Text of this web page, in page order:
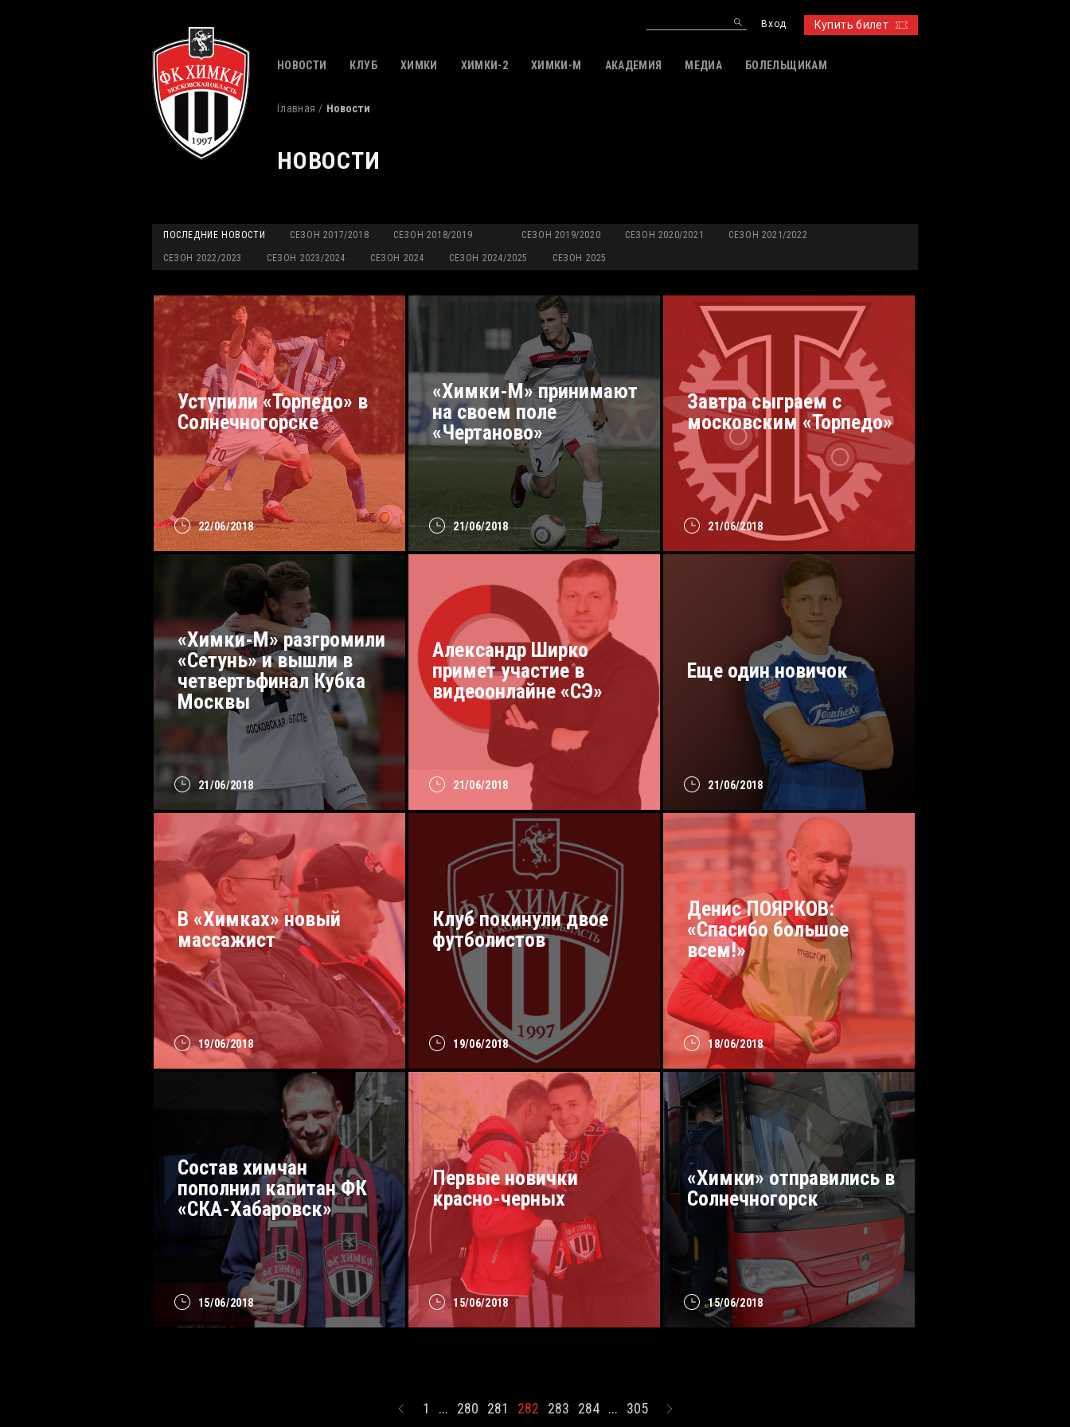
Купить билет
Вход
НОВОСТИ КЛУБ ХИМКИ ХИМКИ-2 ХИМКИ-M АКАДЕМИЯ МЕДИА БОЛЕЛЬЩИКАМ
Главная Новости
НОВОСТИ
ПОСЛЕДНИЕ НОВОСТИ СЕЗОН 2017/2018 СЕЗОН 2018/2019 СЕЗОН 2019/2020 СЕЗОН 2020/2021 СЕЗОН 2021/2022
СЕЗОН 2022/2023 СЕЗОН 2023/2024 СЕЗОН 2024 СЕЗОН 2024/2025 СЕЗОН 2025
22/06/2018
Уступили «Торпедо» в
Солнечногорске
21/06/2018
«Химки-М» принимают
на своем поле
«Чертаново»
21/06/2018
Завтра сыграем с
московским «Торпедо»
21/06/2018
«Химки-М» разгромили
«Сетунь» и вышли в
четвертьфинал Кубка
Москвы
21/06/2018
Александр Ширко
примет участие в
видеоонлайне «СЭ»
21/06/2018
Еще один новичок
19/06/2018
В «Химках» новый
массажист
19/06/2018
Клуб покинули двое
футболистов
18/06/2018
Денис ПОЯРКОВ:
«Спасибо большое
всем!»
15/06/2018
Состав химчан
пополнил капитан ФК
«СКА-Хабаровск»
15/06/2018
Первые новички
красно-черных
15/06/2018
«Химки» отправились в
Солнечногорск
1 ... 280 281 282 283 284 ... 305